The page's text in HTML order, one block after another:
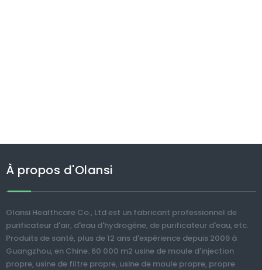
À propos d'Olansi
Olansi Healthcare Co., Ltd est un fabricant professionnel de
purificateur d'air, d'eau d'hydrogène, de purificateur d'eau, etc.
Produits de santé, plus de 12 ans d'expérience depuis 2009 à
Guangzhou, en Chine. 60 000 m2 usine de moule d'injection
propre, usine de filtre propre, usine de moule propre, propre